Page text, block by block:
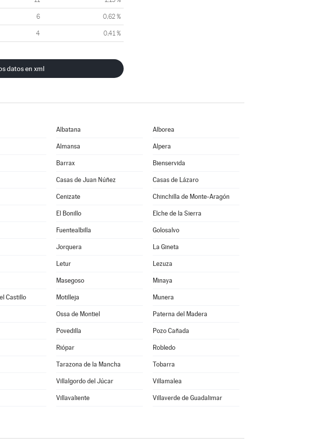
6 0,62 %
4 0,41 %
datos en xml
Albatana Alborea
Almansa Alpera
Barrax Bienservida
Casas de Juan Núñez Casas de Lázaro
Cenizate Chinchilla de Monte-Aragón
El Bonillo Elche de la Sierra
Fuentealbilla Golosalvo
Jorquera La Gineta
Letur Lezuza
Masegoso Minaya
Castillo Motilleja Munera
Ossa de Montiel Paterna del Madera
Povedilla Pozo Cañada
Riópar Robledo
Tarazona de la Mancha Tobarra
Villalgordo del Júcar Villamalea
Villavaliente Villaverde de Guadalimar